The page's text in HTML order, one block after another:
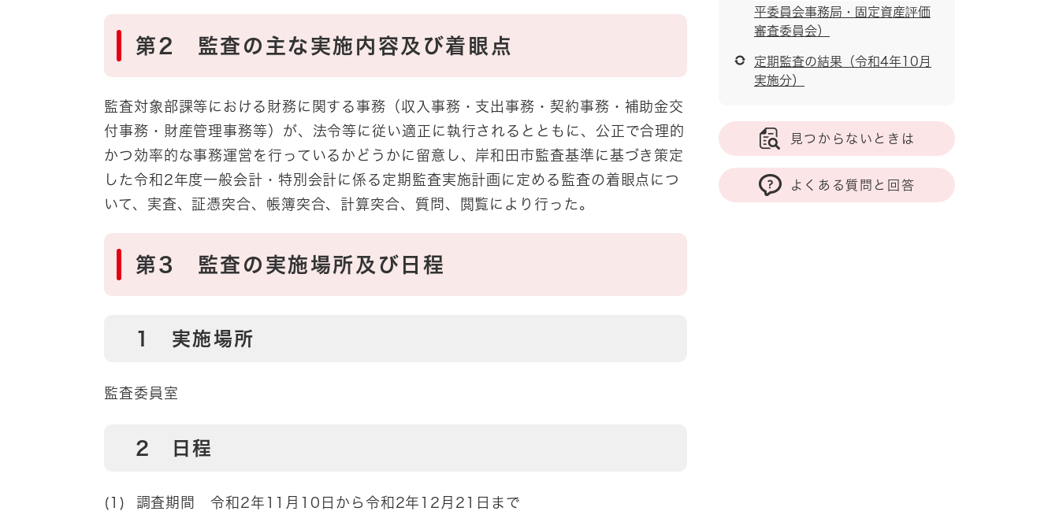
第2 監査の主な実施内容及び着眼点
監査対象部課等における財務に関する事務（収入事務・支出事務・契約事務・補助金交
付事務・財産管理事務等）が、法令等に従い適正に執行されるとともに、公正で合理的
かつ効率的な事務運営を行っているかどうかに留意し、岸和田市監査基準に基づき策定
した令和2年度一般会計・特別会計に係る定期監査実施計画に定める監査の着眼点につ
いて、実査、証憑突合、帳簿突合、計算突合、質問、閲覧により行った。
第3 監査の実施場所及び日程
1 実施場所
監査委員室
2 日程
(1) 調査期間 令和2年11月10日から令和2年12月21日まで
平委員会事務局・固定資産評価
審査委員会）
定期監査の結果（令和4年10月
実施分）
見つからないときは
よくある質問と回答